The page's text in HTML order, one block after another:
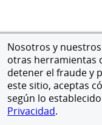
Nosotros y
otras herramientas
detener el fraude y
este sitio, aceptas
según lo
Privacidad.